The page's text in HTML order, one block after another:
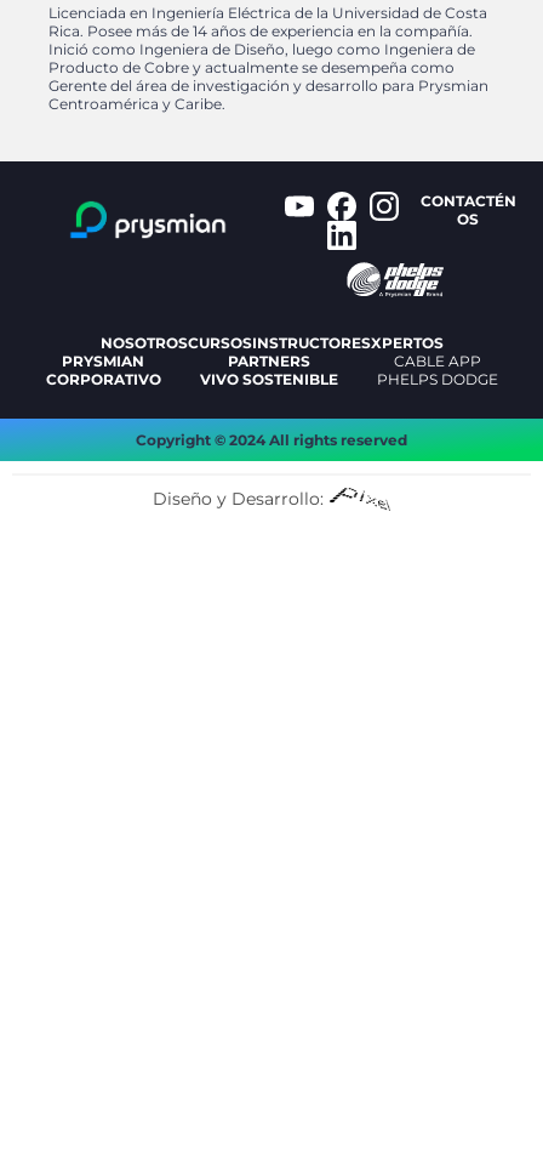
Licenciada en Ingeniería Eléctrica de la Universidad de Costa
Rica. Posee más de 14 años de experiencia en la compañía.
Inició como Ingeniera de Diseño, luego como Ingeniera de
Producto de Cobre y actualmente se desempeña como
Gerente del área de investigación y desarrollo para Prysmian
Centroamérica y Caribe.
CONTACTÉN
OS
NOSOTROSCURSOSINSTRUCTORESXPERTOS
PRYSMIAN
CORPORATIVO
PARTNERS
VIVO SOSTENIBLE
CABLE APP
PHELPS DODGE
Copyright © 2024 All rights reserved
Diseño y Desarrollo: